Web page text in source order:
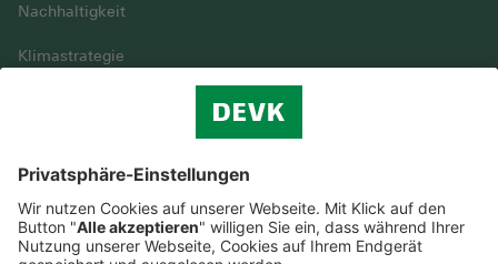
Nachhaltigkeit
Klimastrategie
Streitbeilegung
Nutzungshinweise